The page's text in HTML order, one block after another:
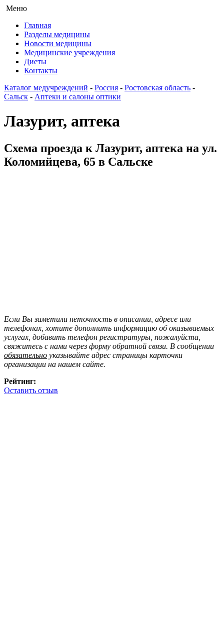
Меню
Главная
Разделы медицины
Новости медицины
Медицинские учреждения
Диеты
Контакты
Каталог медучреждений - Россия - Ростовская область -
Сальск - Аптеки и салоны оптики
Лазурит, аптека
Схема проезда к Лазурит, аптека на ул.
Коломийцева, 65 в Сальске
Если Вы заметили неточность в описании, адресе или
телефонах, хотите дополнить информацию об оказываемых
услугах, добавить телефон регистратуры, пожалуйста,
свяжитесь с нами через форму обратной связи. В сообщении
обязательно указывайте адрес страницы карточки
организации на нашем сайте.
Рейтинг:
Оставить отзыв